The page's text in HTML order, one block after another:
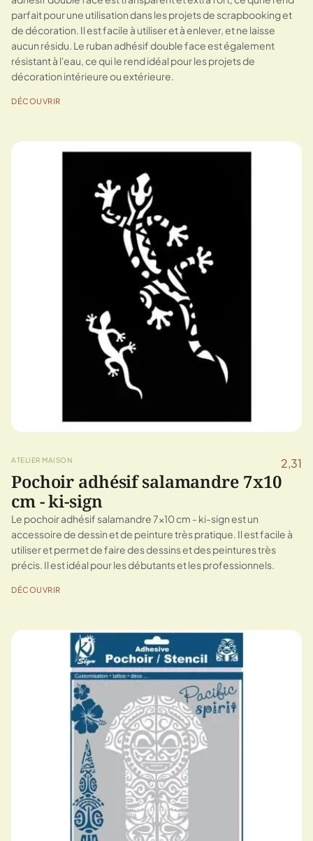
parfait pour une utilisation dans les projets de scrapbooking et
de décoration. Il est facile à utiliser et à enlever, et ne laisse
aucun résidu. Le ruban adhésif double face est également
résistant à l'eau, ce qui le rend idéal pour les projets de
décoration intérieure ou extérieure.
DÉCOUVRIR
ATELIER MAISON 2,31
Pochoir adhésif salamandre 7x10
cm - ki-sign
Le pochoir adhésif salamandre 7x10 cm - ki-sign est un
accessoire de dessin et de peinture très pratique. Il est facile à
utiliser et permet de faire des dessins et des peintures très
précis. Il est idéal pour les débutants et les professionnels.
DÉCOUVRIR